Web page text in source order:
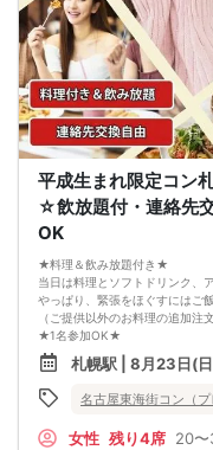
5. 当日は店舗の外ではなく店舗
で来た」旨をお伝えください。
6. お釣りの用意はございません
7. 当日は年齢確認のできる身分
ことが発覚した場合、参加費を
8. 15分以上の遅刻はキャンセル
9. 当日受付にお越しになってか
10. イベント中止に伴うユーザ
泊費、通信費等の返金は行いま
お申し込みが完了した時点で上
8/22(土)アラサー夜コン札幌
平成生まれ限定コン
☆飲放題付・連絡先
OK
★料理＆飲み放題付き★
当日は料理とソフトドリンク、
やっぱり、緊張をほぐすにはご
（ご提供以外のお料理の追加注
★1名参加OK★
他の1名参加の方とペアになりま
基本的には２：２のグループト
（１：１でのトークはございま
★プロフィールカードにより会
なんてことは絶対ありません！
札幌駅 | 8月23日(
名古屋東海街コン（プ
女性 残り4席 20〜